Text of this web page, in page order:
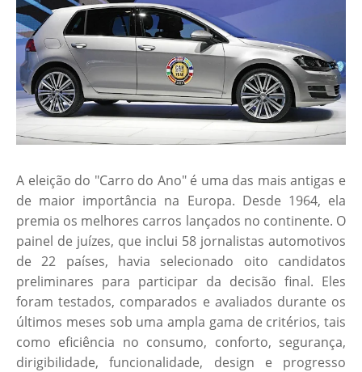
A eleição do "Carro do Ano" é uma das mais antigas e
de maior importância na Europa. Desde 1964, ela
premia os melhores carros lançados no continente. O
painel de juízes, que inclui 58 jornalistas automotivos
de 22 países, havia selecionado oito candidatos
preliminares para participar da decisão final. Eles
foram testados, comparados e avaliados durante os
últimos meses sob uma ampla gama de critérios, tais
como eficiência no consumo, conforto, segurança,
dirigibilidade, funcionalidade, design e progresso